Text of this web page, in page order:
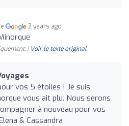
2 years ago
| Voir le texte original
vos 5 étoiles ! Je suis
vous ait plu. Nous serons
à nouveau pour vos
& Cassandra